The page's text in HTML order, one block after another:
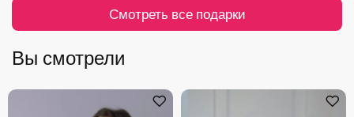
Смотреть все подарки
Вы смотрели